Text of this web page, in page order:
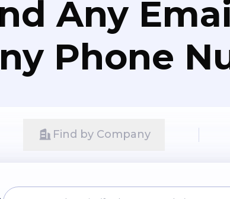
Any
Phone
Find by Company